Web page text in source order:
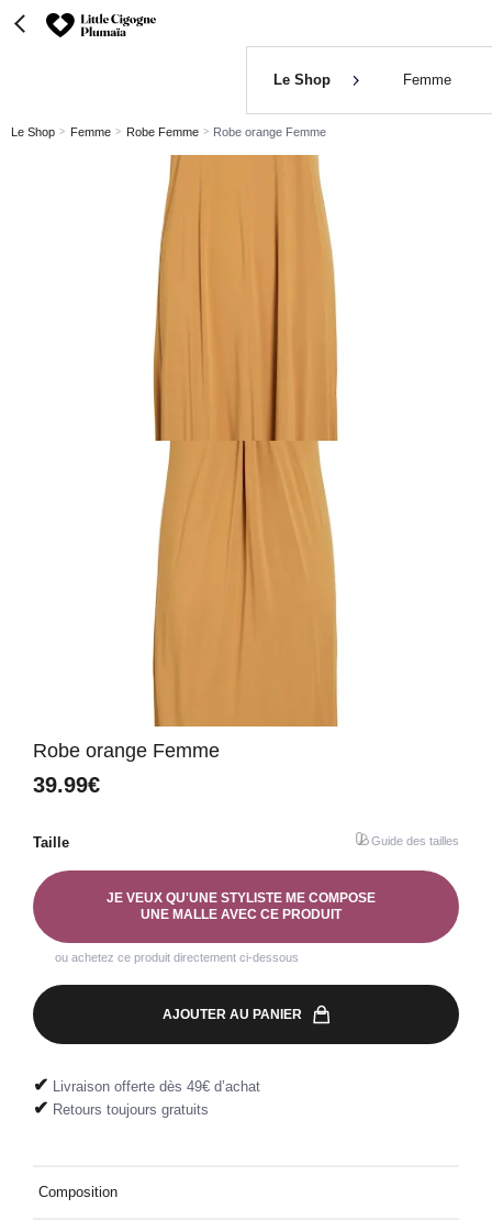
Le Shop Femme
Le Shop Femme Robe Femme Robe orange Femme
Robe orange Femme
39.99€
Taille Guide des tailles
JE VEUX QU'UNE STYLISTE ME COMPOSE
UNE MALLE AVEC CE PRODUIT
ou achetez ce produit directement ci-dessous
AJOUTER AU PANIER
✔ Livraison offerte dès 49€ d’achat
✔ Retours toujours gratuits
Composition